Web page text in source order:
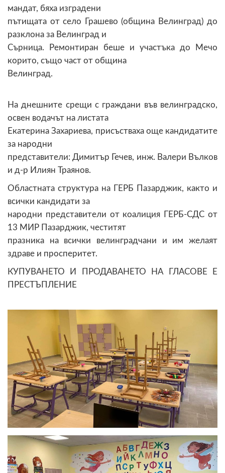
мандат, бяха изградени
пътищата от село Грашево (община Велинград) до
разклона за Велинград и
Сърница. Ремонтиран беше и участъка до Мечо
корито, също част от община
Велинград.
На днешните срещи с граждани във велинградско,
освен водачът на листата
Екатерина Захариева, присъстваха още кандидатите
за народни
представители: Димитър Гечев, инж. Валери Вълков
и д-р Илиян Траянов.
Областната структура на ГЕРБ Пазарджик, както и
всички кандидати за
народни представители от коалиция ГЕРБ-СДС от
13 МИР Пазарджик, честитят
празника на всички велинградчани и им желаят
здраве и просперитет.
КУПУВАНЕТО И ПРОДАВАНЕТО НА ГЛАСОВЕ Е
ПРЕСТЪПЛЕНИЕ